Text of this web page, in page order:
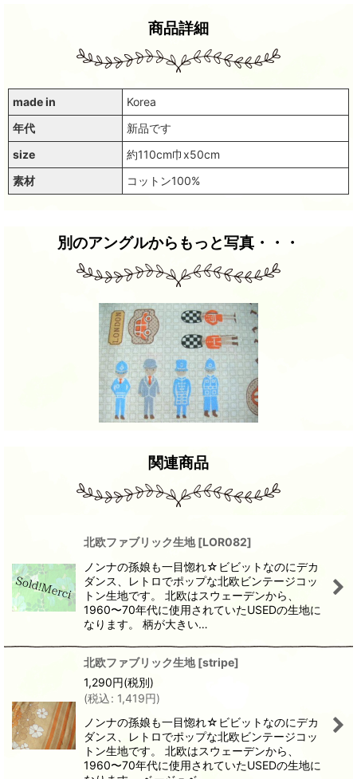
商品詳細
made in
Korea
年代
新品です
size
約110cm巾x50cm
素材
コットン100%
別のアングルからもっと写真・・・
関連商品
北欧ファブリック生地 [LOR082]
ノンナの孫娘も一目惚れ☆ビビットなのにデカ
ダンス、レトロでポップな北欧ビンテージコッ
トン生地です。 北欧はスウェーデンから、
1960〜70年代に使用されていたUSEDの生地に
なります。 柄が大きい…
北欧ファブリック生地 [stripe]
1,290円(税別)
(税込: 1,419円)
ノンナの孫娘も一目惚れ☆ビビットなのにデカ
ダンス、レトロでポップな北欧ビンテージコッ
トン生地です。 北欧はスウェーデンから、
1960〜70年代に使用されていたUSEDの生地に